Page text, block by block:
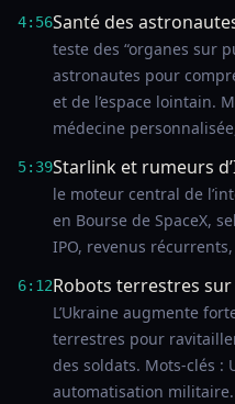
4:56Santé des
teste des “organes sur
astronautes pour
et de l’espace lointain.
médecine
5:39Starlink et rumeurs
le moteur central de
en Bourse de SpaceX,
IPO, revenus
6:12Robots terrestres
L’Ukraine augmente
terrestres pour
des soldats. Mots-clés :
automatisation militaire.